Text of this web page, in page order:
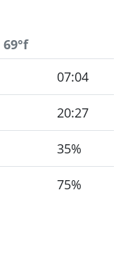
69°f
07:04
20:27
35%
75%